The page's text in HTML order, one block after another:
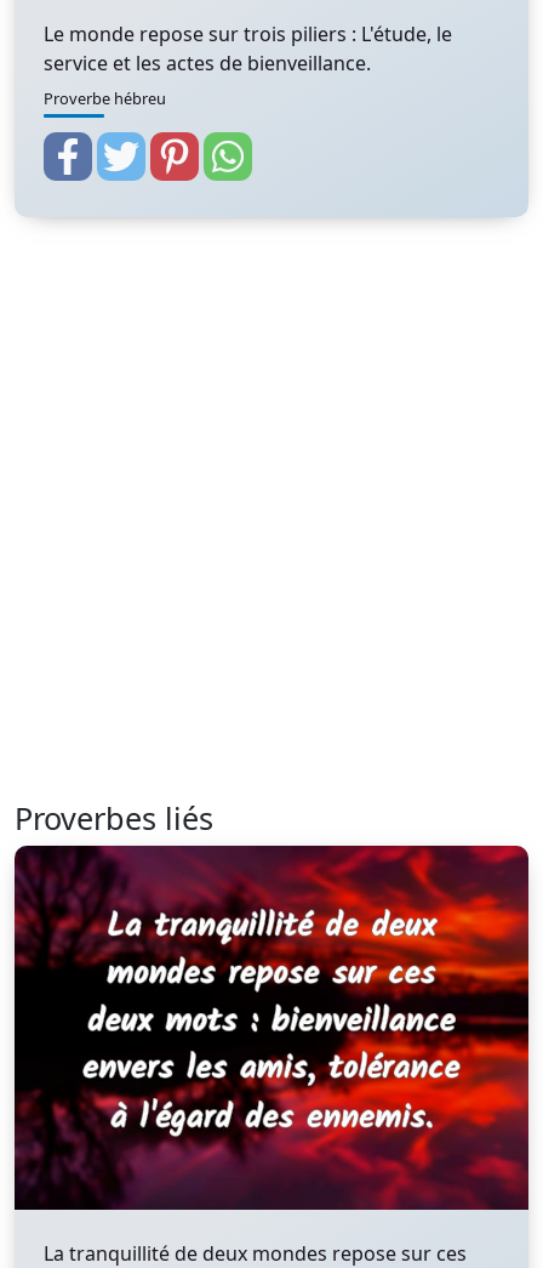
Le monde repose sur trois piliers : L'étude, le
service et les actes de bienveillance.
Proverbe hébreu
Proverbes liés
La tranquillité de deux mondes repose sur ces